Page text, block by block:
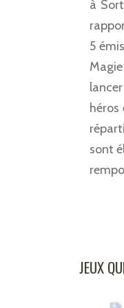
à
5
héros
sont
JEUX